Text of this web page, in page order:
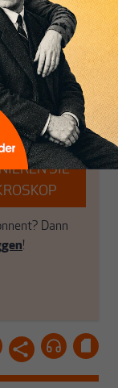
Luft in die
verstaubten
auch frische
Sie
Button.
SIE
Dann
!